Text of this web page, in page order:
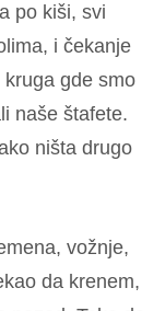
po kiši, svi
i čekanje
gde smo
naše štafete.
ništa drugo
vožnje,
da krenem,